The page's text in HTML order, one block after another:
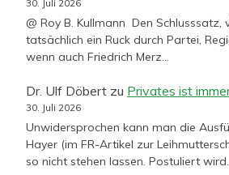
30. Juli 2026
@ Roy B. Kullmann Den Schlusssatz,
tatsächlich ein Ruck durch Partei,
wenn auch Friedrich Merz…
Dr. Ulf Döbert zu Privates ist
30. Juli 2026
Unwidersprochen kann man die
Hayer (im FR-Artikel zur
so nicht stehen lassen. Postuliert